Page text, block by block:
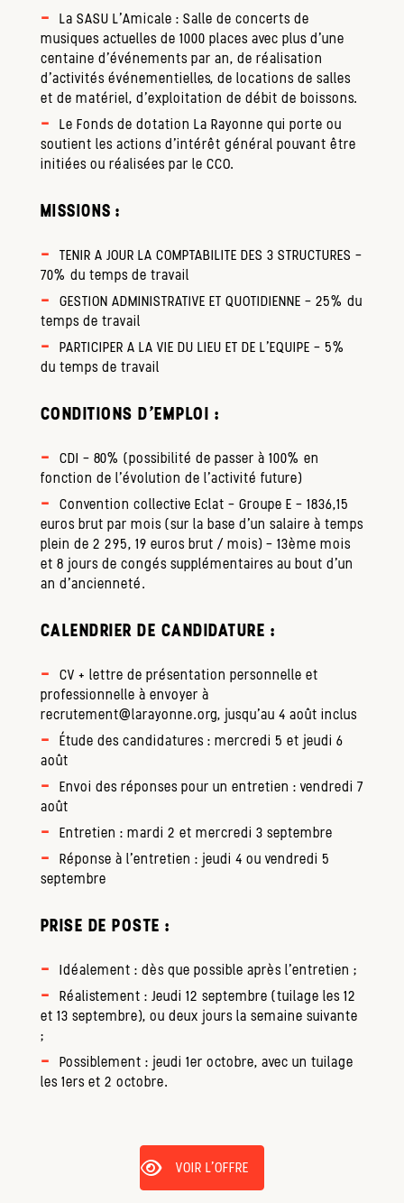
La SASU L’Amicale : Salle de concerts de
musiques actuelles de 1000 places avec plus d’une
centaine d’événements par an, de réalisation
d’activités événementielles, de locations de salles
et de matériel, d’exploitation de débit de boissons.
Le Fonds de dotation La Rayonne qui porte ou
soutient les actions d’intérêt général pouvant être
initiées ou réalisées par le CCO.
MISSIONS :
TENIR A JOUR LA COMPTABILITE DES 3 STRUCTURES –
70% du temps de travail
GESTION ADMINISTRATIVE ET QUOTIDIENNE – 25% du
temps de travail
PARTICIPER A LA VIE DU LIEU ET DE L’EQUIPE – 5%
du temps de travail
CONDITIONS D'EMPLOI :
CDI – 80% (possibilité de passer à 100% en
fonction de l’évolution de l’activité future)
Convention collective Eclat – Groupe E – 1836,15
euros brut par mois (sur la base d’un salaire à temps
plein de 2 295, 19 euros brut / mois) – 13ème mois
et 8 jours de congés supplémentaires au bout d’un
an d’ancienneté.
CALENDRIER DE CANDIDATURE :
CV + lettre de présentation personnelle et
professionnelle à envoyer à
recrutement@larayonne.org, jusqu’au 4 août inclus
Étude des candidatures : mercredi 5 et jeudi 6
août
Envoi des réponses pour un entretien : vendredi 7
août
Entretien : mardi 2 et mercredi 3 septembre
Réponse à l’entretien : jeudi 4 ou vendredi 5
septembre
PRISE DE POSTE :
Idéalement : dès que possible après l’entretien ;
Réalistement : Jeudi 12 septembre (tuilage les 12
et 13 septembre), ou deux jours la semaine suivante
;
Possiblement : jeudi 1er octobre, avec un tuilage
les 1ers et 2 octobre.
VOIR L'OFFRE